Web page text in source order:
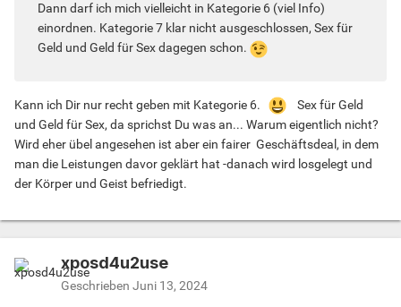
Dann darf ich mich vielleicht in Kategorie 6 (viel Info)
einordnen. Kategorie 7 klar nicht ausgeschlossen, Sex für
Geld und Geld für Sex dagegen schon.
Kann ich Dir nur recht geben mit Kategorie 6.
Sex für Geld
und Geld für Sex, da sprichst Du was an... Warum eigentlich nicht?
Wird eher übel angesehen ist aber ein fairer Geschäftsdeal, in dem
man die Leistungen davor geklärt hat -danach wird losgelegt und
der Körper und Geist befriedigt.
xposd4u2use
Geschrieben Juni 13, 2024